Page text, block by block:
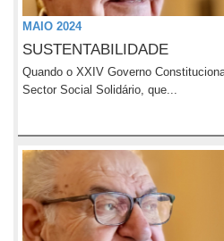
MAIO 2024
SUSTENTABILIDADE
Quando o XXIV Governo
Sector Social Solidário, que...